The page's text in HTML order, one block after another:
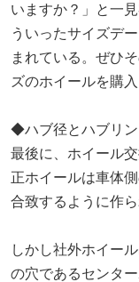
いますか？」と一
ういったサイズデ
まれている。ぜひ
ズのホイールを購
◆ハブ径とハブリン
最後に、ホイール
正ホイールは車体
合致するように作ら
しかし社外ホイー
の穴であるセンタ